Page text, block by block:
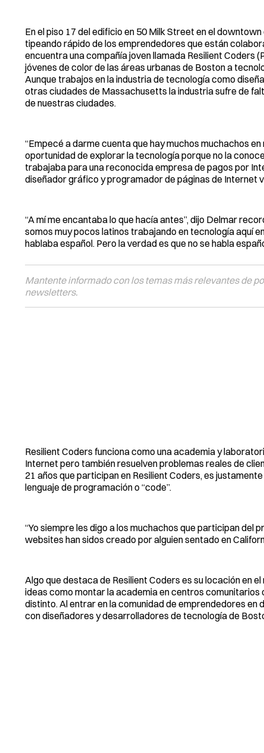
En el piso 17 del edificio en 50 Milk Street en el
tipeando rápido de los emprendedores que están
encuentra una compañía joven llamada Resilient
jóvenes de color de las áreas urbanas de Boston a
Aunque trabajos en la industria de tecnología como
otras ciudades de Massachusetts la industria sufre de
de nuestras ciudades.
“Empecé a darme cuenta que hay muchos muchachos
oportunidad de explorar la tecnología porque no la
trabajaba para una reconocida empresa de pagos por
diseñador gráfico y programador de páginas de Internet
“A mí me encantaba lo que hacía antes”, dijo Delmar
somos muy pocos latinos trabajando en tecnología aquí
hablaba español. Pero la verdad es que no se habla
Mantente informado con los temas más relevantes de
newsletters.
Resilient Coders funciona como una academia y
Internet pero también resuelven problemas reales de
21 años que participan en Resilient Coders, es
lenguaje de programación o “code”.
“Yo siempre les digo a los muchachos que participan del
websites han sidos creado por alguien sentado en
Algo que destaca de Resilient Coders es su locación en
ideas como montar la academia en centros comunitarios
distinto. Al entrar en la comunidad de emprendedores
con diseñadores y desarrolladores de tecnología de